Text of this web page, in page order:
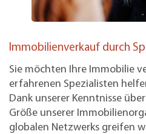
Immobilienverkauf durch
Sie möchten Ihre Immobilie
erfahrenen Spezialisten
Dank unserer Kenntnisse
Größe unserer
globalen Netzwerks greifen